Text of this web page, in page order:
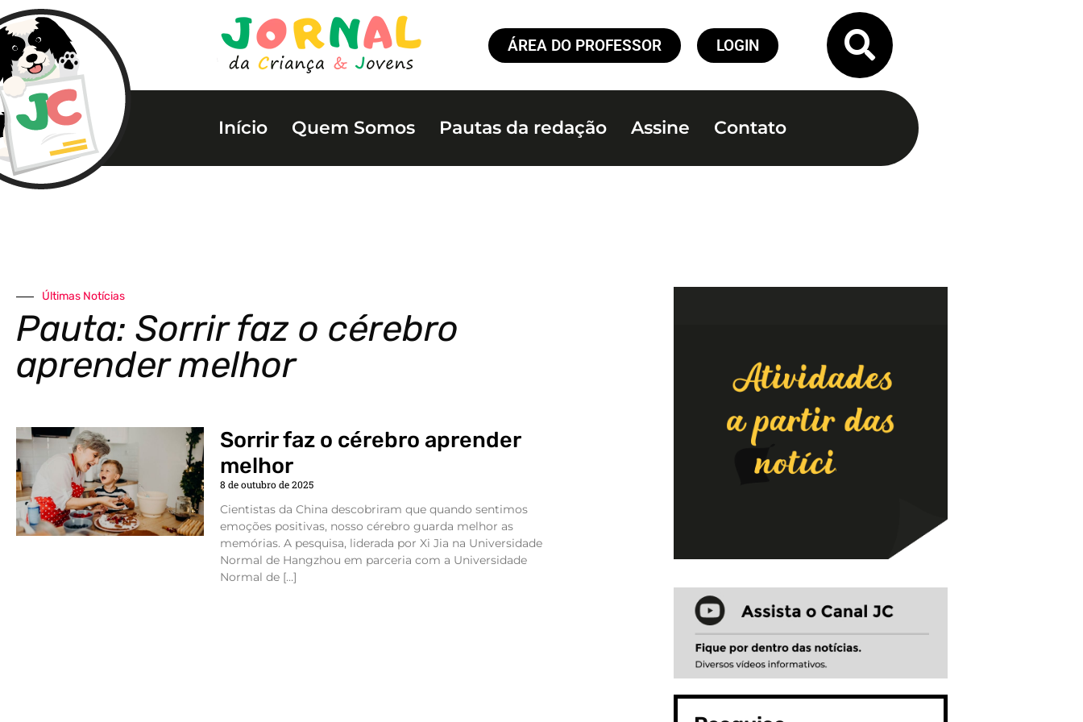
ÁREA DO PROFESSOR LOGIN
Início Quem Somos Pautas da redação Assine Contato
Últimas Notícias
Pauta: Sorrir faz o cérebro
aprender melhor
Sorrir faz o cérebro aprender
melhor
8 de outubro de 2025
Cientistas da China descobriram que quando sentimos
emoções positivas, nosso cérebro guarda melhor as
memórias. A pesquisa, liderada por Xi Jia na Universidade
Normal de Hangzhou em parceria com a Universidade
Normal de […]